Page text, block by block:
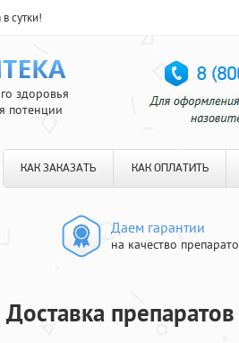
сутки!
здоровья
потенции
КАК ЗАКАЗАТЬ КАК ОПЛАТИТЬ
Даем гарантии
на качество